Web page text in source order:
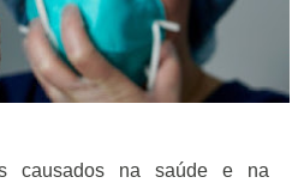
causados na saúde e na